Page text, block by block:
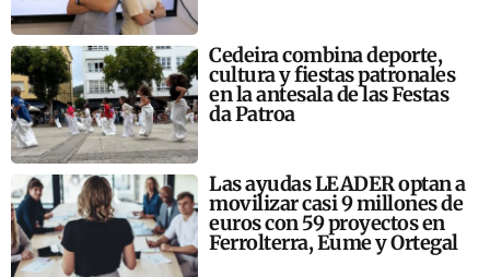
Cedeira combina deporte,
cultura y fiestas patronales
en la antesala de las Festas
da Patroa
Las ayudas LEADER optan a
movilizar casi 9 millones de
euros con 59 proyectos en
Ferrolterra, Eume y Ortegal